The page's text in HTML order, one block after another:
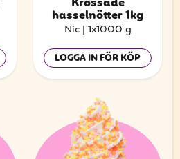
hasselnötter 1kg
Nic | 1x1000 g
LOGGA IN FÖR KÖP